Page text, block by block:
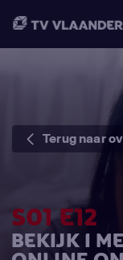
Terug naar
S01 E12
BEKIJK I